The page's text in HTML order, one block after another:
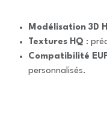
Modélisation 3D
Textures HQ :
Compatibilité
personnalisés.